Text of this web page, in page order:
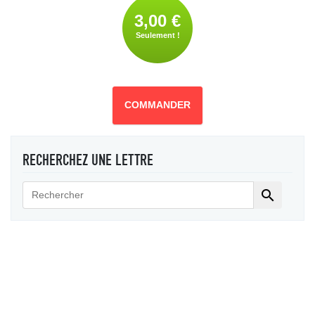
3,00 €
Seulement !
COMMANDER
RECHERCHEZ UNE LETTRE
